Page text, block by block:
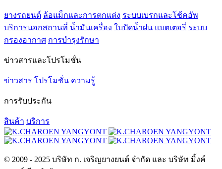
ยางรถยนต์ ล้อแม็กและการตกแต่ง ระบบเบรกและโช้คอัพ
บริการนอกสถานที่ น้ำมันเครื่อง ใบปัดน้ำฝน แบตเตอรี่ ระบบ
กรองอากาศ การบำรุงรักษา
ข่าวสารและโปรโมชั่น
ข่าวสาร โปรโมชั่น ความรู้
การรับประกัน
สินค้า บริการ
© 2009 - 2025 บริษัท ก. เจริญยางยนต์ จำกัด และ บริษัท มิ้งค์